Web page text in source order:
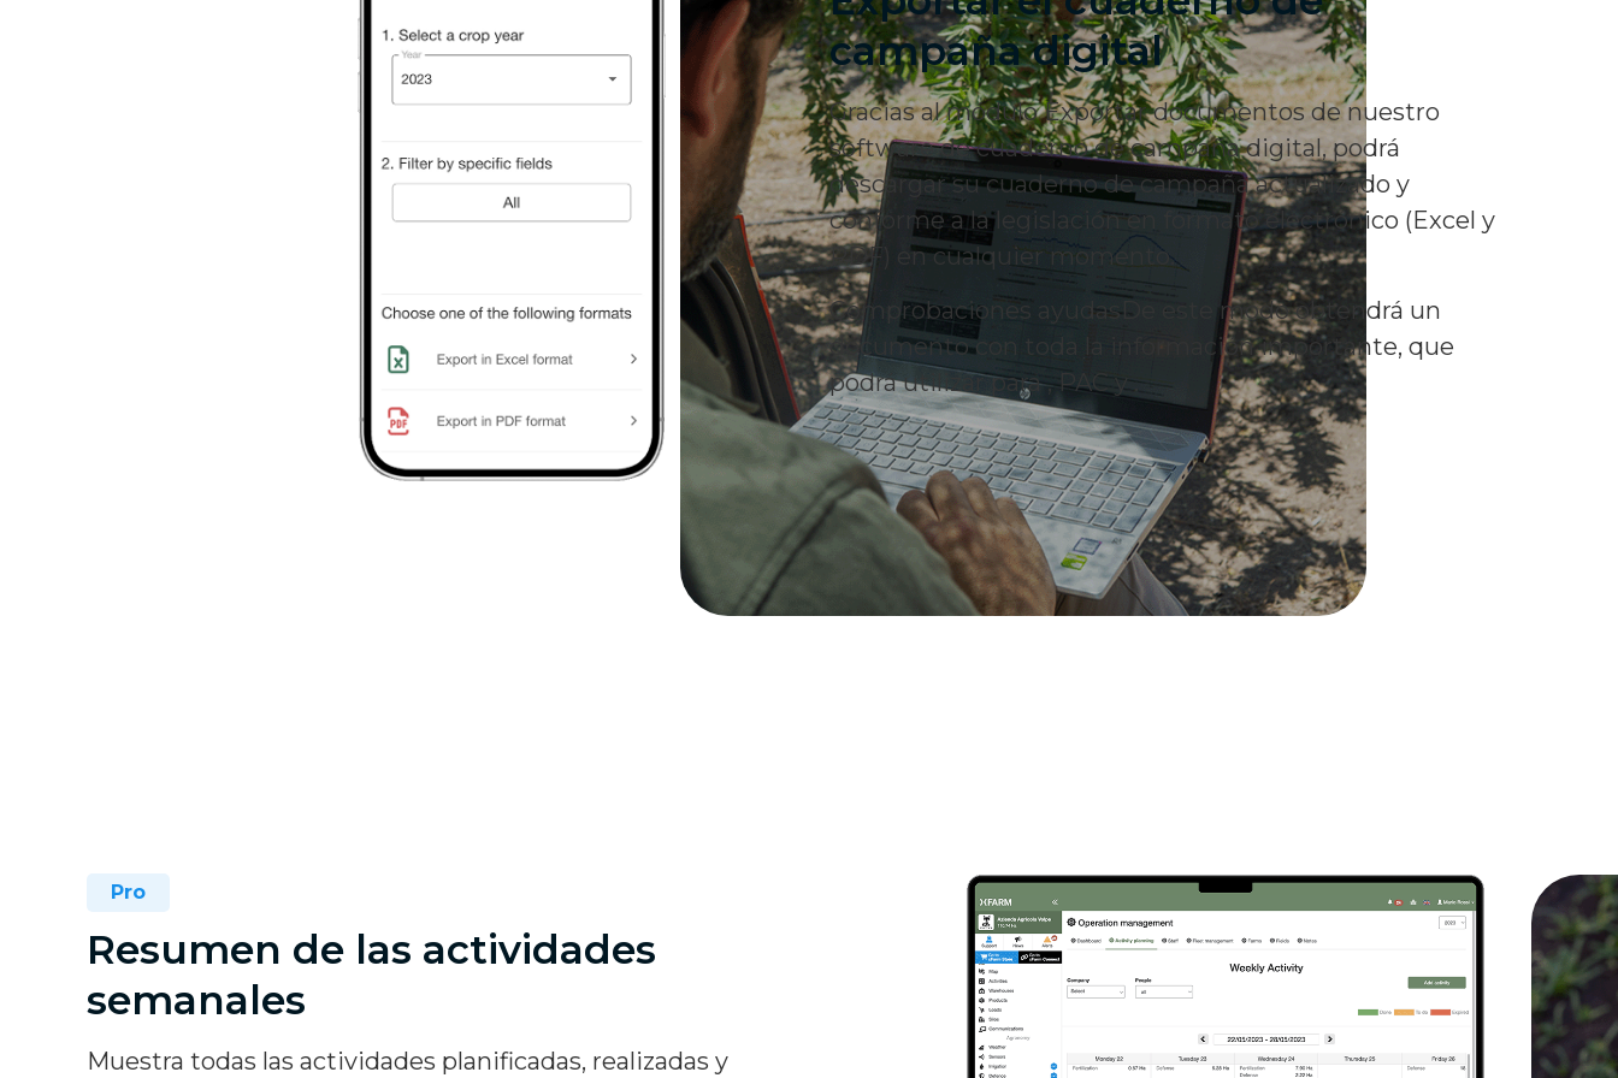
campaña digital
Gracias al módulo Exportar documentos de nuestro
software de cuaderno de campaña digital, podrá
descargar su cuaderno de campaña actualizado y
conforme a la legislación en formato electrónico (Excel y
PDF) en cualquier momento.
Comprobaciones ayudasDe este modo obtendrá un
documento con toda la información importante, que
podrá utilizar para , PAC y .
Pro
Resumen de las actividades
semanales
Muestra todas las actividades planificadas, realizadas y